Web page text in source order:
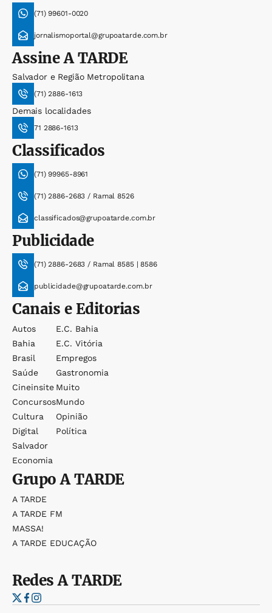
(71) 99601-0020
jornalismoportal@grupoatarde.com.br
AssineA TARDE
Salvador e Região Metropolitana
(71) 2886-1613
Demais localidades
71 2886-1613
Classificados
(71) 99965-8961
(71) 2886-2683 / Ramal 8526
classificados@grupoatarde.com.br
Publicidade
(71) 2886-2683 / Ramal 8585 | 8586
publicidade@grupoatarde.com.br
Canais e Editorias
Autos
Bahia
Brasil
Saúde
Cineinsite
Concursos
Cultura
Digital
Salvador
Economia
E.c. Bahia
E.c. Vitória
Empregos
Gastronomia
Muito
Mundo
Opinião
Política
GrupoA TARDE
A TARDE
A TARDE FM
MASSA!
A TARDE EDUCAÇÃO
RedesA TARDE